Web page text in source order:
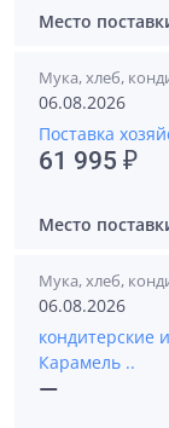
Место
Мука, хлеб,
06.08.2026
Поставка
61 995 ₽
Место
Мука, хлеб,
06.08.2026
кондитерские
Карамель ..
—